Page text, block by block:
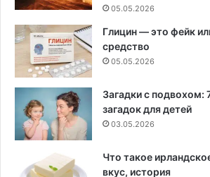
05.05.2026
Глицин — это фейк
средство
05.05.2026
Загадки с подвохом:
загадок для детей
03.05.2026
Что такое
вкус, история